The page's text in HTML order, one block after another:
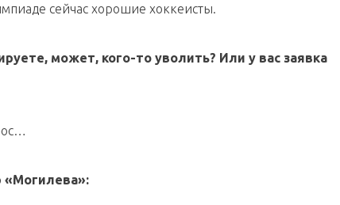
сейчас хорошие хоккеисты.
может, кого-то уволить? Или у вас заявка
«Могилева»: